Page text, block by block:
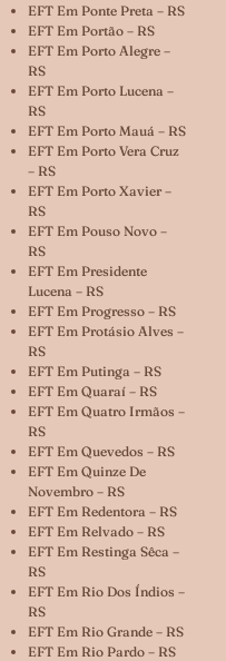
EFT Em Ponte Preta – RS
EFT Em Portão – RS
EFT Em Porto Alegre –
RS
EFT Em Porto Lucena –
RS
EFT Em Porto Mauá – RS
EFT Em Porto Vera Cruz
– RS
EFT Em Porto Xavier –
RS
EFT Em Pouso Novo –
RS
EFT Em Presidente
Lucena – RS
EFT Em Progresso – RS
EFT Em Protásio Alves –
RS
EFT Em Putinga – RS
EFT Em Quaraí – RS
EFT Em Quatro Irmãos –
RS
EFT Em Quevedos – RS
EFT Em Quinze De
Novembro – RS
EFT Em Redentora – RS
EFT Em Relvado – RS
EFT Em Restinga Sêca –
RS
EFT Em Rio Dos Índios –
RS
EFT Em Rio Grande – RS
EFT Em Rio Pardo – RS